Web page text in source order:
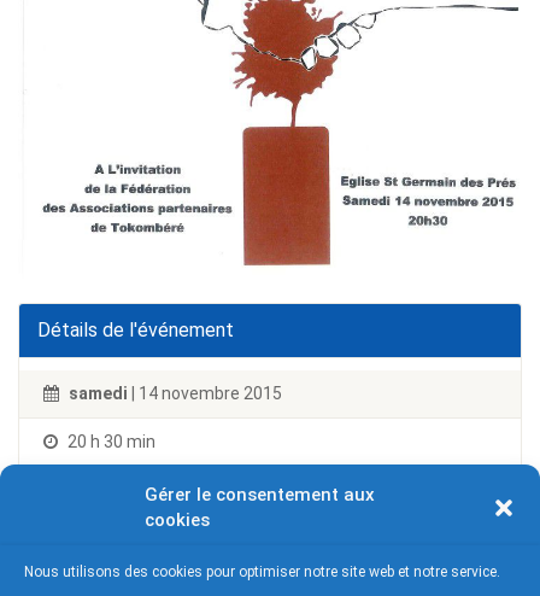
Gérer le consentement aux
cookies
Nous utilisons des cookies pour optimiser notre site web et notre service.
Détails de l'événement
samedi | 14 novembre 2015
20 h 30 min
Eglise Saint Germain des prés